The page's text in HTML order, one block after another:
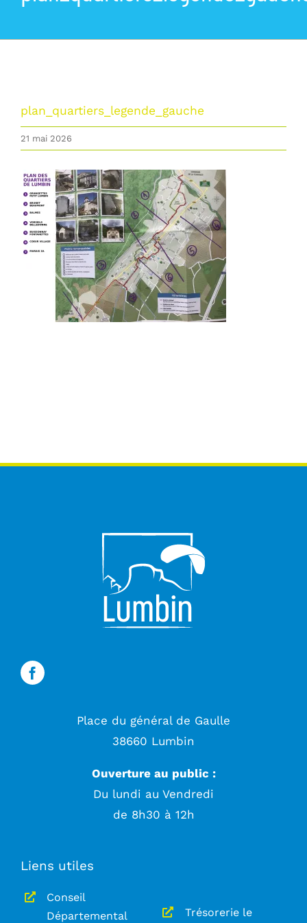
La commune
Vie Municipale
Actualités
plan_quartiers_legende_gauche
21 mai 2026
Place du général de Gaulle
38660 Lumbin
Ouverture au public :
Du lundi au Vendredi
de 8h30 à 12h
Liens utiles
Conseil
Départemental
Trésorerie le